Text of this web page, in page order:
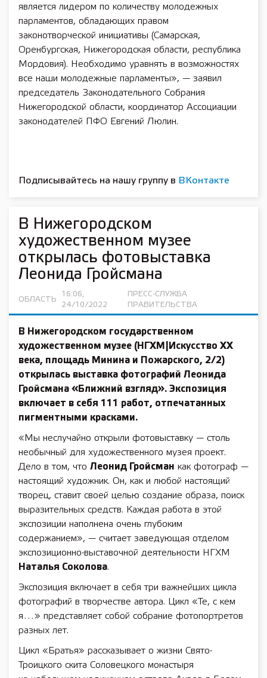
является лидером по количеству молодежных
парламентов, обладающих правом
законотворческой инициативы (Самарская,
Оренбургская, Нижегородская области, республика
Мордовия). Необходимо уравнять в возможностях
все наши молодежные парламенты», — заявил
председатель Законодательного Собрания
Нижегородской области, координатор Ассоциации
законодателей ПФО Евгений Люлин.
Подписывайтесь на нашу группу в ВКонтакте
В Нижегородском
художественном музее
открылась фотовыставка
Леонида Гройсмана
ОБЛАСТЬ
16:06,
24/10/2022
ПРЕСС-СЛУЖБА
ПРАВИТЕЛЬСТВА
В Нижегородском государственном
художественном музее (НГХМ|Искусство XX
века, площадь Минина и Пожарского, 2/2)
открылась выставка фотографий Леонида
Гройсмана «Ближний взгляд». Экспозиция
включает в себя 111 работ, отпечатанных
пигментными красками.
«Мы неслучайно открыли фотовыставку — столь
необычный для художественного музея проект.
Дело в том, что Леонид Гройсман как фотограф —
настоящий художник. Он, как и любой настоящий
творец, ставит своей целью создание образа, поиск
выразительных средств. Каждая работа в этой
экспозиции наполнена очень глубоким
содержанием», — считает заведующая отделом
экспозиционно-выставочной деятельности НГХМ
Наталья Соколова.
Экспозиция включает в себя три важнейших цикла
фотографий в творчестве автора. Цикл «Те, с кем
я…» представляет собой собрание фотопортретов
разных лет.
Цикл «Братья» рассказывает о жизни Свято-
Троицкого скита Соловецкого монастыря